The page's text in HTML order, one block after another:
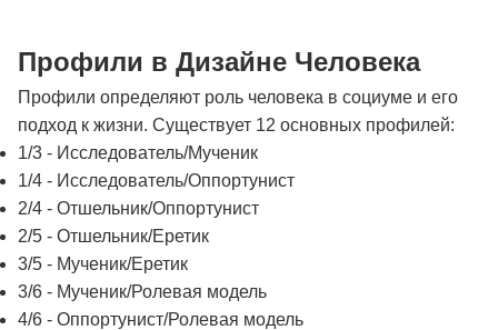
Профили в Дизайне Человека
Профили определяют роль человека в социуме и его
подход к жизни. Существует 12 основных профилей:
1/3 - Исследователь/Мученик
1/4 - Исследователь/Оппортунист
2/4 - Отшельник/Оппортунист
2/5 - Отшельник/Еретик
3/5 - Мученик/Еретик
3/6 - Мученик/Ролевая модель
4/6 - Оппортунист/Ролевая модель